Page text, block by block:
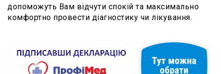
допоможуть Вам відчути спокій та максимально
комфортно провести діагностику чи лікування.